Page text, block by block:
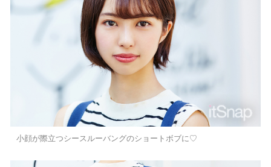
小顔が際立つシースルーバングのショートボブに♡